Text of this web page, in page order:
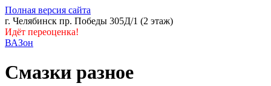
Полная версия сайта
г. Челябинск пр. Победы 305Д/1 (2 этаж)
Идёт переоценка!
ВАЗон
Смазки разное